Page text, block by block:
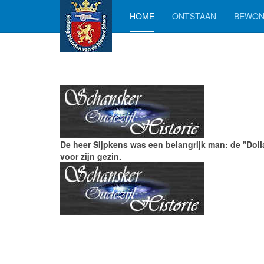
HOME ONTSTAAN
De heer Sijpkens was een belangrijk man: de
voor zijn gezin.